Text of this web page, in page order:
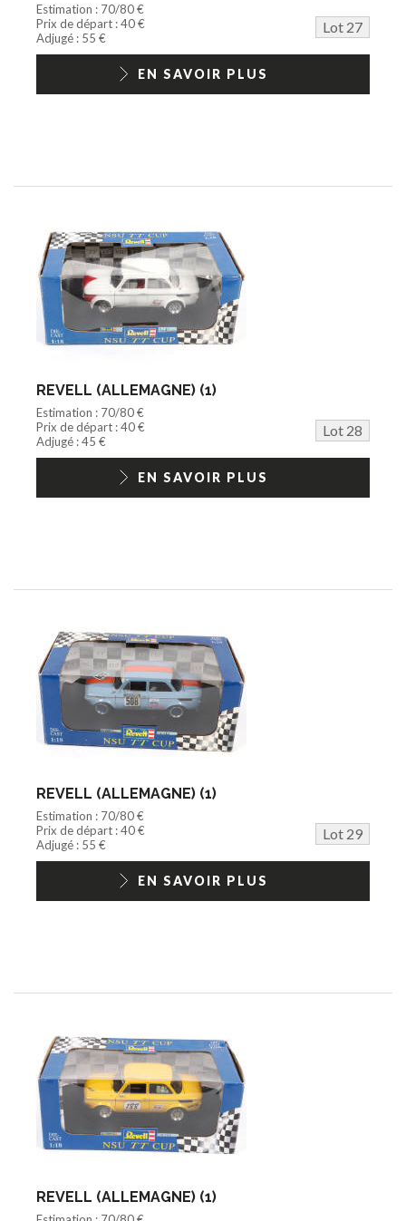
Estimation : 70/80 €
Prix de départ : 40 €
Lot 27
Adjugé : 55 €
EN SAVOIR PLUS
REVELL (ALLEMAGNE) (1)
Estimation : 70/80 €
Prix de départ : 40 €
Lot 28
Adjugé : 45 €
EN SAVOIR PLUS
REVELL (ALLEMAGNE) (1)
Estimation : 70/80 €
Prix de départ : 40 €
Lot 29
Adjugé : 55 €
EN SAVOIR PLUS
REVELL (ALLEMAGNE) (1)